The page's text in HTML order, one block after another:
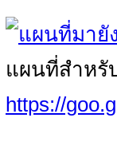
แผนที่สำหรั
https://